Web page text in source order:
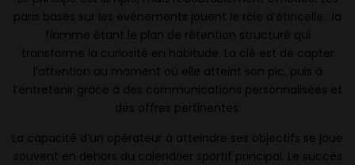
paris basés sur les événements jouent le rôle d’étincelle : la
flamme étant le plan de rétention structuré qui
transforme la curiosité en habitude. La clé est de capter
l’attention au moment où elle atteint son pic, puis à
l’entretenir grâce à des communications personnalisées et
des offres pertinentes.
La capacité d’un opérateur à atteindre ses objectifs se joue
souvent en dehors du calendrier sportif principal. Le succès